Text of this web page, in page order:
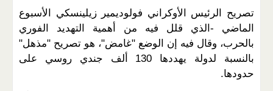
تصريح الرئيس الأوكراني فولوديمير زيلينسكي الأسبوع
الماضي -الذي قلل فيه من أهمية التهديد الفوري
بالحرب، وقال فيه إن الوضع "غامض"، هو تصريح "مذهل"
بالنسبة لدولة يهددها 130 ألف جندي روسي على
حدودها.